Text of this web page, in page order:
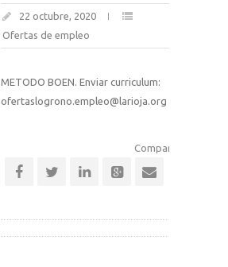
22 octubre, 2020
Ofertas de empleo
METODO BOEN. Enviar curriculum:
ofertaslogrono.empleo@larioja.org
Comparte esta